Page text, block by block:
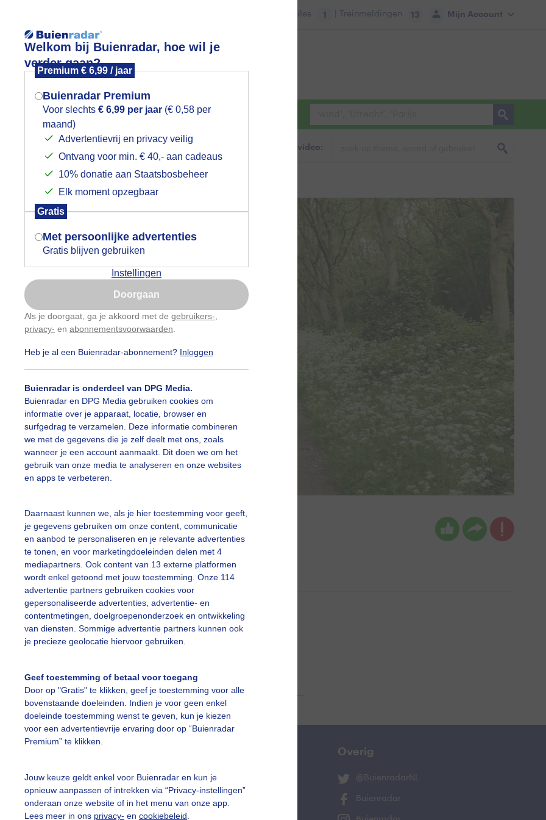
Welkom bij Buienradar, hoe wil je
verder gaan?
Premium € 6,99 / jaar
Buienradar Premium
Voor slechts € 6,99 per jaar (€ 0,58 per
maand)
Advertentievrij en privacy veilig
Ontvang voor min. € 40,- aan cadeaus
10% donatie aan Staatsbosbeheer
Elk moment opzegbaar
Gratis
Met persoonlijke advertenties
Gratis blijven gebruiken
Instellingen
Doorgaan
Als je doorgaat, ga je akkoord met de gebruikers-
privacy- en abonnementsvoorwaarden
Heb je al een Buienradar-abonnement? Inloggen
Buienradar is onderdeel van DPG Media.
Buienradar en DPG Media gebruiken cookies om
informatie over je apparaat, locatie, browser en
surfgedrag te verzamelen. Deze informatie combineren
we met de gegevens die je zelf deelt met ons, zoals
wanneer je een account aanmaakt. Dit doen we om het
gebruik van onze media te analyseren en onze websites
en apps te verbeteren.
Daarnaast kunnen we, als je hier toestemming voor geeft,
je gegevens gebruiken om onze content, communicatie
en aanbod te personaliseren en je relevante advertenties
te tonen, en voor marketingdoeleinden delen met 4
mediapartners. Ook content van 13 externe platformen
wordt enkel getoond met jouw toestemming. Onze 114
advertentie partners gebruiken cookies voor
gepersonaliseerde advertenties, advertentie- en
contentmetingen, doelgroepenonderzoek en ontwikkeling
van diensten. Sommige advertentie partners kunnen ook
je precieze geolocatie hiervoor gebruiken.
Geef toestemming of betaal voor toegang
Door op "Gratis" te klikken, geef je toestemming voor alle
bovenstaande doeleinden. Indien je voor geen enkel
doeleinde toestemming wenst te geven, kun je kiezen
voor een advertentievrije ervaring door op “Buienradar
Premium” te klikken.
Jouw keuze geldt enkel voor Buienradar en kun je
opnieuw aanpassen of intrekken via “Privacy-instellingen”
onderaan onze website of in het menu van onze app.
Lees meer in ons privacy- en cookiebeleid
Mijn Account
Files 1 | Treinmeldingen 13
Foto en video Weerzine
Zoeken in foto & video:
laantje op Texel bij de Cocksdorp in het Krimbos.
Frans Alderse Baas Gemaakt: 15-05-2026, 35x bekeken
Regen Wolken
slideshow
Een moment geduld aub...
vragen
De Bilt
Overig
@BuienradarNL
Buienradar
Mogen we je locatie gebruiken voor
het weer?
Indien je hier nog geen akkoord op hebt
gegeven, verschijnt er zo een pop-up uit
je browser waarin deze toestemming
gevraagd wordt.
Is goed, toon de popup
Nu niet, misschien later
Gebruik je Safari en wil je niet elke dag deze pop-up
Klikhierom dit aan te passen